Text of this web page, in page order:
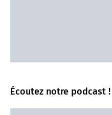
Écoutez notre podcast !